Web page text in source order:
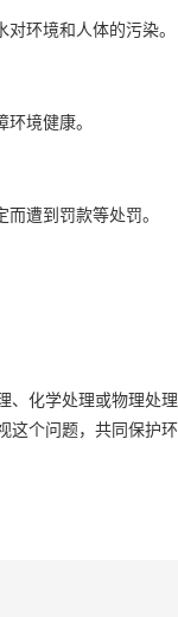
环境和人体的污染。
境健康。
遭到罚款等处罚。
化学处理或物理处
个问题，共同保护环